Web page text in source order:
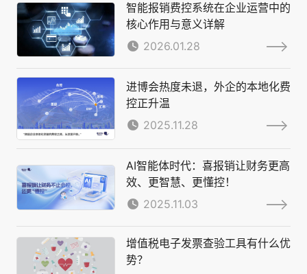
智能报销费控系统在企业运营中的
核心作用与意义详解
2026.01.28
进博会热度未退，外企的本地化费
控正升温
2025.11.28
AI智能体时代：喜报销让财务更高
效、更智慧、更懂控！
2025.11.03
增值税电子发票查验工具有什么优
势？